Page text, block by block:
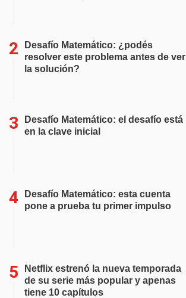
Desafío Matemático: ¿podés
resolver este problema antes de ver
la solución?
Desafío Matemático: el desafío está
en la clave inicial
Desafío Matemático: esta cuenta
pone a prueba tu primer impulso
Netflix estrenó la nueva temporada
de su serie más popular y apenas
tiene 10 capítulos